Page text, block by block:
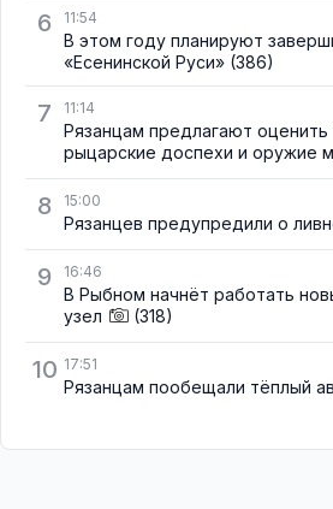
6 11:54
В этом году планируют
«Есенинской Руси» (386)
7 11:14
Рязанцам предлагают
рыцарские доспехи и оружие
8 15:00
Рязанцев предупредили о
9 16:46
В Рыбном начнёт работать
узел
(318)
10 17:51
Рязанцам пообещали тёплый